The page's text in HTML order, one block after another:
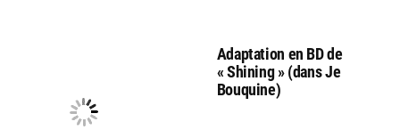
Adaptation en BD de
« Shining » (dans Je
Bouquine)